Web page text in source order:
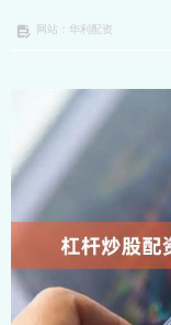
网站：华利配资